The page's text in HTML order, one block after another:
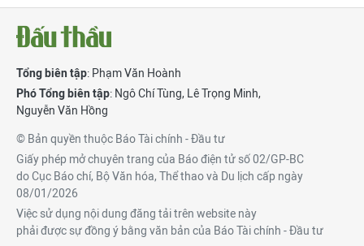
Tổng biên tập: Phạm Văn Hoành
Phó Tổng biên tập: Ngô Chí Tùng, Lê Trọng Minh,
Nguyễn Văn Hồng
© Bản quyền thuộc Báo Tài chính - Đầu tư
Giấy phép mở chuyên trang của Báo điện tử số 02/GP-BC
do Cục Báo chí, Bộ Văn hóa, Thể thao và Du lịch cấp ngày
08/01/2026
Việc sử dụng nội dung đăng tải trên website này
phải được sự đồng ý bằng văn bản của Báo Tài chính - Đầu tư